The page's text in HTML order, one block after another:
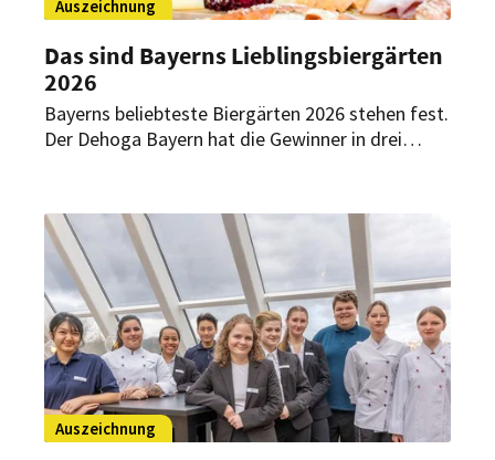
Auszeichnung
Das sind Bayerns Lieblingsbiergärten
2026
Bayerns beliebteste Biergärten 2026 stehen fest.
Der Dehoga Bayern hat die Gewinner in drei
Auszeichnung